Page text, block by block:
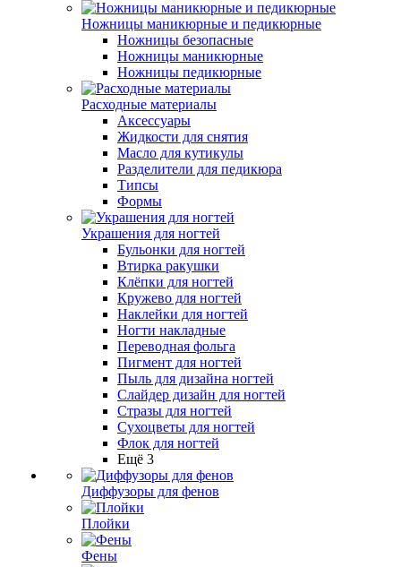
Ножницы маникюрные и педикюрные
Ножницы безопасные
Ножницы маникюрные
Ножницы педикюрные
Расходные материалы
Аксессуары
Жидкости для снятия
Масло для кутикулы
Разделители для педикюра
Типсы
Формы
Украшения для ногтей
Бульонки для ногтей
Втирка ракушки
Клёпки для ногтей
Кружево для ногтей
Наклейки для ногтей
Ногти накладные
Переводная фольга
Пигмент для ногтей
Пыль для дизайна ногтей
Слайдер дизайн для ногтей
Стразы для ногтей
Сухоцветы для ногтей
Флок для ногтей
Ещё 3
Диффузоры для фенов
Плойки
Фены